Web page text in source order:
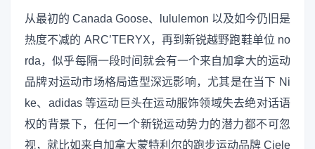
从最初的 Canada Goose、lululemon 以及如今仍旧是
热度不减的 ARC’TERYX，再到新锐越野跑鞋单位 no
rda，似乎每隔一段时间就会有一个来自加拿大的运动
品牌对运动市场格局造型深远影响，尤其是在当下 Ni
ke、adidas 等运动巨头在运动服饰领域失去绝对话语
权的背景下，任何一个新锐运动势力的潜力都不可忽
视，就比如来自加拿大蒙特利尔的跑步运动品牌 Ciele